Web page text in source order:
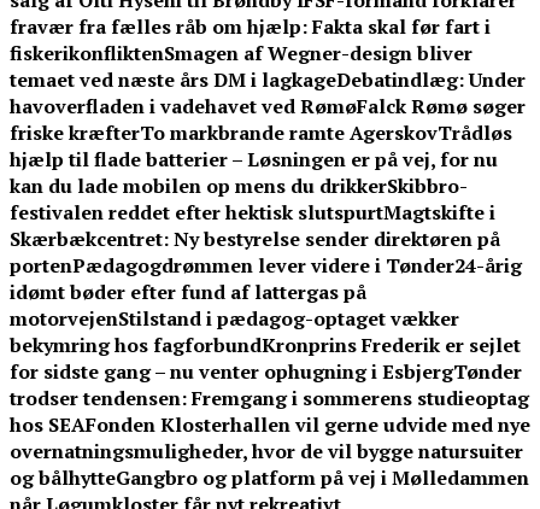
fravær fra fælles råb om hjælp: Fakta skal før fart i
fiskerikonfliktenSmagen af Wegner-design bliver
temaet ved næste års DM i lagkageDebatindlæg: Under
havoverfladen i vadehavet ved RømøFalck Rømø søger
friske kræfterTo markbrande ramte AgerskovTrådløs
hjælp til flade batterier – Løsningen er på vej, for nu
kan du lade mobilen op mens du drikkerSkibbro-
festivalen reddet efter hektisk slutspurtMagtskifte i
Skærbækcentret: Ny bestyrelse sender direktøren på
portenPædagogdrømmen lever videre i Tønder24-årig
idømt bøder efter fund af lattergas på
motorvejenStilstand i pædagog-optaget vækker
bekymring hos fagforbundKronprins Frederik er sejlet
for sidste gang – nu venter ophugning i EsbjergTønder
trodser tendensen: Fremgang i sommerens studieoptag
hos SEAFonden Klosterhallen vil gerne udvide med nye
overnatningsmuligheder, hvor de vil bygge natursuiter
og bålhytteGangbro og platform på vej i Mølledammen